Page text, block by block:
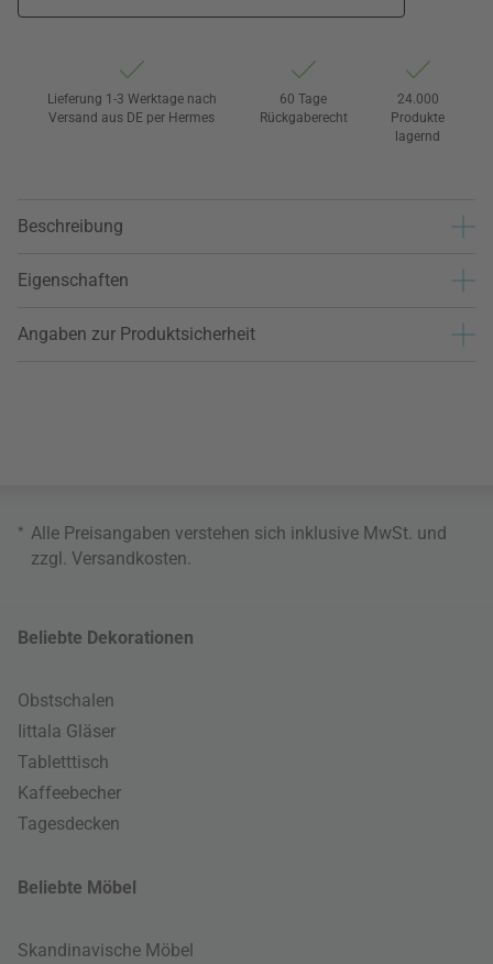
Lieferung 1-3 Werktage nach
Versand aus DE per Hermes
60 Tage
Rückgaberecht
24.000
Produkte
lagernd
Beschreibung
Eigenschaften
Angaben zur Produktsicherheit
* Alle Preisangaben verstehen sich inklusive MwSt. und
zzgl. Versandkosten
Beliebte Dekorationen
Obstschalen
Iittala Gläser
Tabletttisch
Kaffeebecher
Tagesdecken
Beliebte Möbel
Skandinavische Möbel